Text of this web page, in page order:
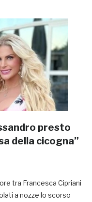
presto
della cicogna”
tra Francesca Cipriani
a nozze lo scorso